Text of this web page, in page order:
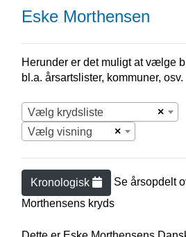
Eske Morthensen
Herunder er det muligt at vælge
bl.a. årsartslister, kommuner, osv.
×
Vælg krydsliste
×
Vælg visning
Kronologisk Se årsopdelt
Morthensens kryds